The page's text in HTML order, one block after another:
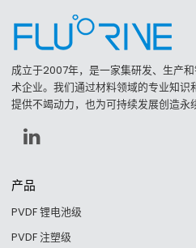
成立于2007年，是一家集研发、生产
术企业。我们通过材料领域的专业知
提供不竭动力，也为可持续发展创造永
产品
PVDF 锂电池级
PVDF 注塑级